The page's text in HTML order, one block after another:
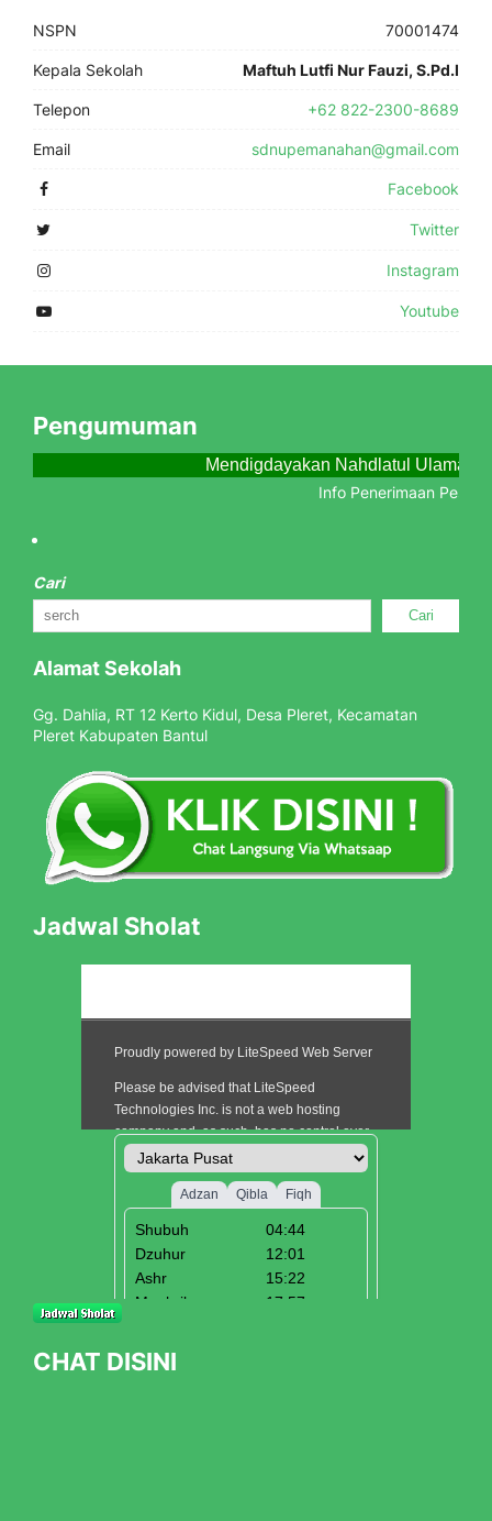
NSPN 70001474
Kepala Sekolah Maftuh Lutfi Nur Fauzi, S.Pd.I
Telepon +62 822-2300-8689
Email sdnupemanahan@gmail.com
Facebook
Twitter
Instagram
Youtube
Pengumuman
Mendigdayakan Nahdlatul Ulama
Info Penerimaan
Cari
Cari
Alamat Sekolah
Gg. Dahlia, RT 12 Kerto Kidul, Desa Pleret, Kecamatan
Pleret Kabupaten Bantul
Jadwal Sholat
CHAT DISINI